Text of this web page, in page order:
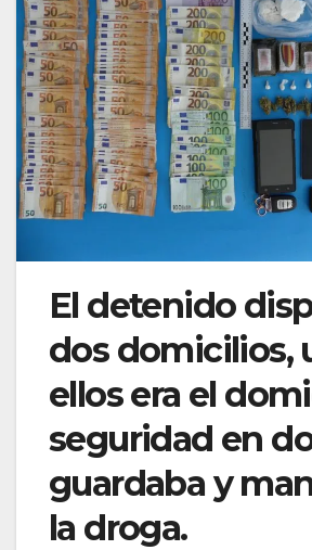
El detenido
dos domicilios,
ellos era el
seguridad en
guardaba y
la droga.